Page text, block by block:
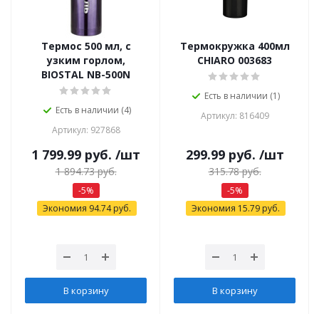
Термос 500 мл, с
узким горлом,
BIOSTAL NB-500N
Есть в наличии (4)
Артикул: 927868
1 799.99 руб. /шт
1 894.73руб.
-5%
Экономия 94.74руб.
В корзину
Термокружка 400мл
CHIARO 003683
Есть в наличии (1)
Артикул: 816409
299.99руб. /шт
315.78руб.
-5%
Экономия 15.79 руб.
В корзину